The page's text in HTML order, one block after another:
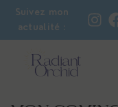
Suivez mon
actualité :